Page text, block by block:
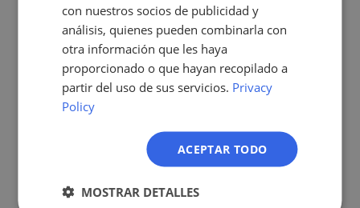
Usar la IA y la tecnología con
sensatez: un facilitador, no un
reemplazo
Las herramientas respaldadas por IA están
cambiando notablemente el entorno de servicios
B2B. Según datos actuales de la industria, el 30 % de
todos los casos de servicio se habrán resuelto
completamente mediante IA en 2025, y se espera
NL
con nuestros socios de publicidad y
análisis, quienes pueden combinarla con
otra información que les haya
proporcionado o que hayan recopilado a
partir del uso de sus servicios. Privacy
Policy
ACEPTAR TODO
MOSTRAR DETALLES